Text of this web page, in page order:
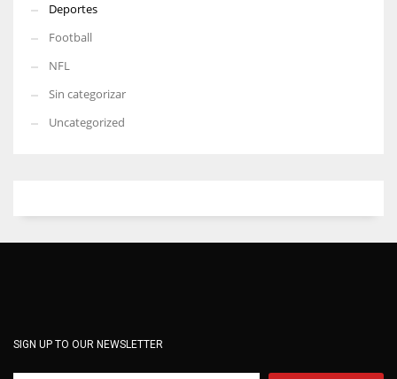
Deportes
Football
NFL
Sin categorizar
Uncategorized
SIGN UP TO OUR NEWSLETTER